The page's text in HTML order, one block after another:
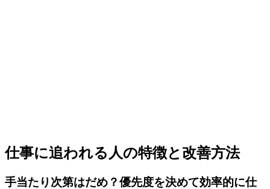
仕事に追われる人の特徴と改善方法
手当たり次第はだめ？優先度を決めて効率的に仕